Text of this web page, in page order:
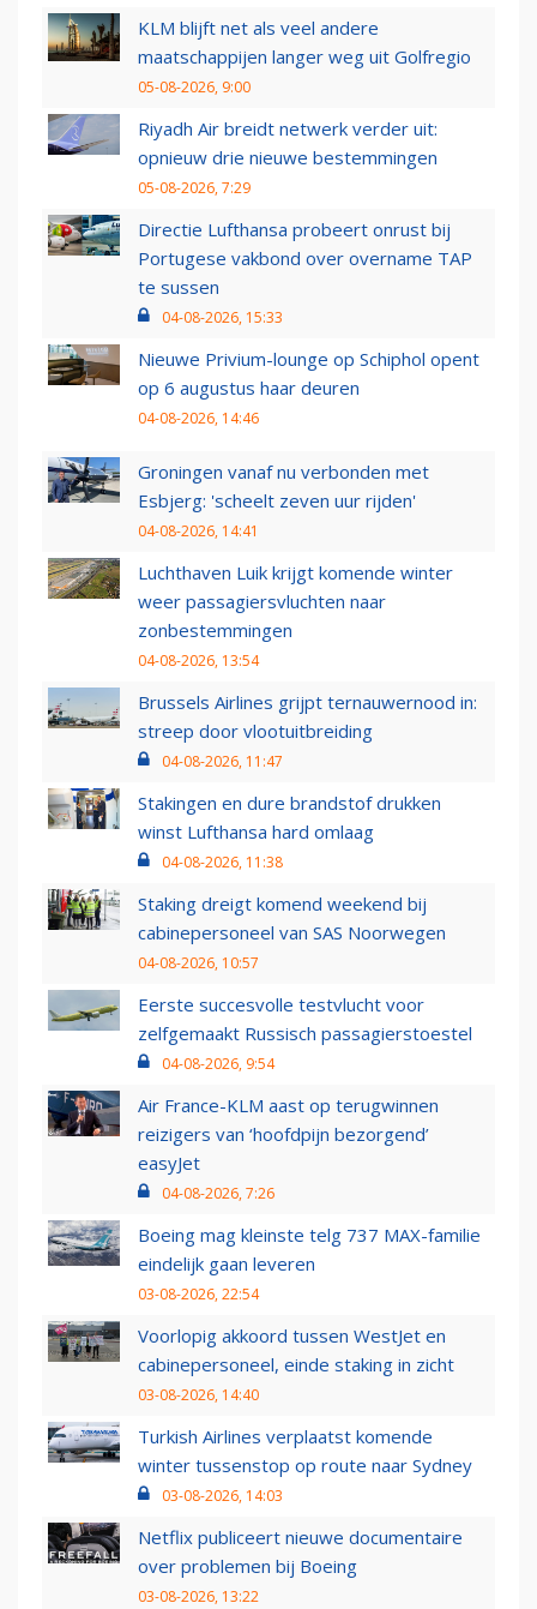
KLM blijft net als veel andere
maatschappijen langer weg uit Golfregio
05-08-2026, 9:00
Riyadh Air breidt netwerk verder uit:
opnieuw drie nieuwe bestemmingen
05-08-2026, 7:29
Directie Lufthansa probeert onrust bij
Portugese vakbond over overname TAP
te sussen
04-08-2026, 15:33
Nieuwe Privium-lounge op Schiphol opent
op 6 augustus haar deuren
04-08-2026, 14:46
Groningen vanaf nu verbonden met
Esbjerg: 'scheelt zeven uur rijden'
04-08-2026, 14:41
Luchthaven Luik krijgt komende winter
weer passagiersvluchten naar
zonbestemmingen
04-08-2026, 13:54
Brussels Airlines grijpt ternauwernood in:
streep door vlootuitbreiding
04-08-2026, 11:47
Stakingen en dure brandstof drukken
winst Lufthansa hard omlaag
04-08-2026, 11:38
Staking dreigt komend weekend bij
cabinepersoneel van SAS Noorwegen
04-08-2026, 10:57
Eerste succesvolle testvlucht voor
zelfgemaakt Russisch passagierstoestel
04-08-2026, 9:54
Air France-KLM aast op terugwinnen
reizigers van ‘hoofdpijn bezorgend’
easyJet
04-08-2026, 7:26
Boeing mag kleinste telg 737 MAX-familie
eindelijk gaan leveren
03-08-2026, 22:54
Voorlopig akkoord tussen WestJet en
cabinepersoneel, einde staking in zicht
03-08-2026, 14:40
Turkish Airlines verplaatst komende
winter tussenstop op route naar Sydney
03-08-2026, 14:03
Netflix publiceert nieuwe documentaire
over problemen bij Boeing
03-08-2026, 13:22